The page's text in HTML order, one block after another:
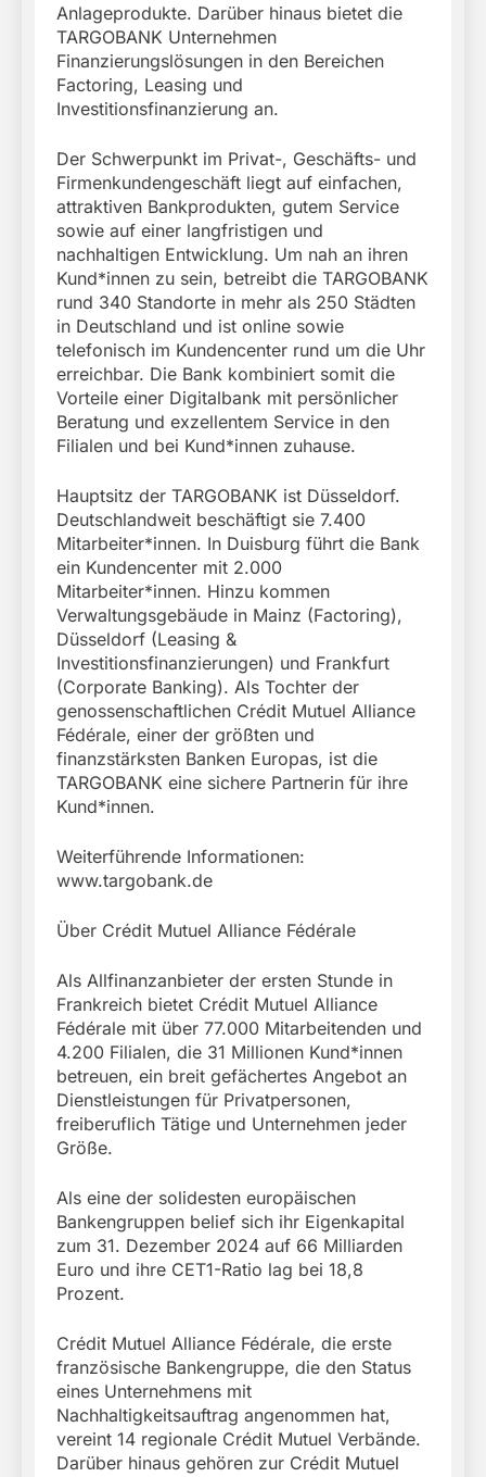
Anlageprodukte. Darüber hinaus bietet die
TARGOBANK Unternehmen
Finanzierungslösungen in den Bereichen
Factoring, Leasing und
Investitionsfinanzierung an.
Der Schwerpunkt im Privat-, Geschäfts- und
Firmenkundengeschäft liegt auf einfachen,
attraktiven Bankprodukten, gutem Service
sowie auf einer langfristigen und
nachhaltigen Entwicklung. Um nah an ihren
Kund*innen zu sein, betreibt die TARGOBANK
rund 340 Standorte in mehr als 250 Städten
in Deutschland und ist online sowie
telefonisch im Kundencenter rund um die Uhr
erreichbar. Die Bank kombiniert somit die
Vorteile einer Digitalbank mit persönlicher
Beratung und exzellentem Service in den
Filialen und bei Kund*innen zuhause.
Hauptsitz der TARGOBANK ist Düsseldorf.
Deutschlandweit beschäftigt sie 7.400
Mitarbeiter*innen. In Duisburg führt die Bank
ein Kundencenter mit 2.000
Mitarbeiter*innen. Hinzu kommen
Verwaltungsgebäude in Mainz (Factoring),
Düsseldorf (Leasing &
Investitionsfinanzierungen) und Frankfurt
(Corporate Banking). Als Tochter der
genossenschaftlichen Crédit Mutuel Alliance
Fédérale, einer der größten und
finanzstärksten Banken Europas, ist die
TARGOBANK eine sichere Partnerin für ihre
Kund*innen.
Weiterführende Informationen:
www.targobank.de
Über Crédit Mutuel Alliance Fédérale
Als Allfinanzanbieter der ersten Stunde in
Frankreich bietet Crédit Mutuel Alliance
Fédérale mit über 77.000 Mitarbeitenden und
4.200 Filialen, die 31 Millionen Kund*innen
betreuen, ein breit gefächertes Angebot an
Dienstleistungen für Privatpersonen,
freiberuflich Tätige und Unternehmen jeder
Größe.
Als eine der solidesten europäischen
Bankengruppen belief sich ihr Eigenkapital
zum 31. Dezember 2024 auf 66 Milliarden
Euro und ihre CET1-Ratio lag bei 18,8
Prozent.
Crédit Mutuel Alliance Fédérale, die erste
französische Bankengruppe, die den Status
eines Unternehmens mit
Nachhaltigkeitsauftrag angenommen hat,
vereint 14 regionale Crédit Mutuel Verbände.
Darüber hinaus gehören zur Crédit Mutuel